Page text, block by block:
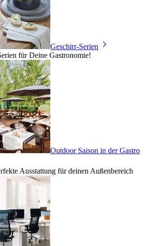
Geschirr-Serien
für Deine Gastronomie!
Outdoor Saison in der Gastro
Ausstattung für deinen Außenbereich